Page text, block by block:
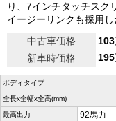
り、7インチタッチスク
イージーリンクも採用
中古車価格
103
新車時価格
195
ボディタイプ
全長x全幅x全高(mm)
最高出力 92馬力